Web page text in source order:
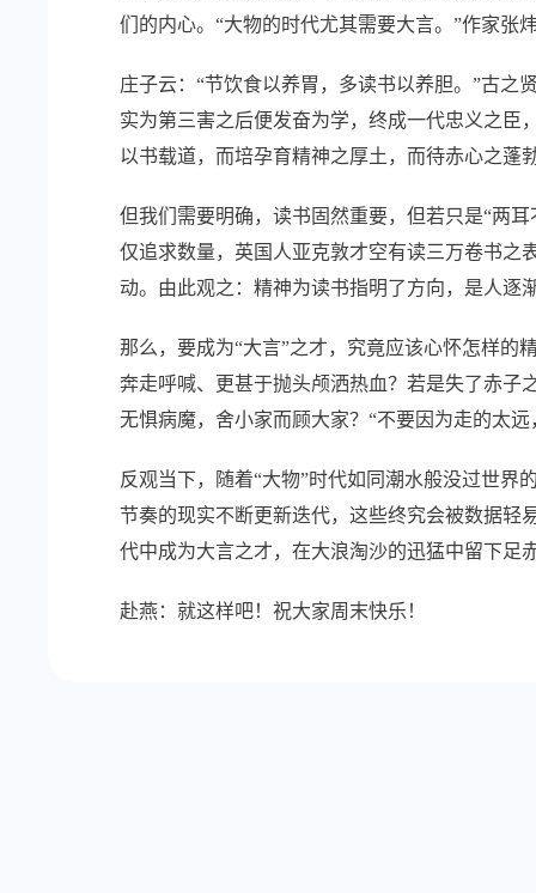
们的内心。“大物的时代尤其需要大言。”作家张
庄子云：“节饮食以养胃，多读书以养胆。”古之
实为第三害之后便发奋为学，终成一代忠义之臣
以书载道，而培孕育精神之厚土，而待赤心之蓬
但我们需要明确，读书固然重要，但若只是“两
仅追求数量，英国人亚克敦才空有读三万卷书之
动。由此观之：精神为读书指明了方向，是人逐
那么，要成为“大言”之才，究竟应该心怀怎样的
奔走呼喊、更甚于抛头颅洒热血？若是失了赤子
无惧病魔，舍小家而顾大家？“不要因为走的太
反观当下，随着“大物”时代如同潮水般没过世
节奏的现实不断更新迭代，这些终究会被数据轻
代中成为大言之才，在大浪淘沙的迅猛中留下足
赴燕：就这样吧！祝大家周末快乐！